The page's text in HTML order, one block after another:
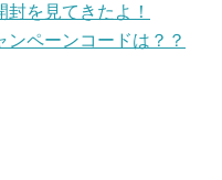
を見てきたよ！
ペーンコードは？？